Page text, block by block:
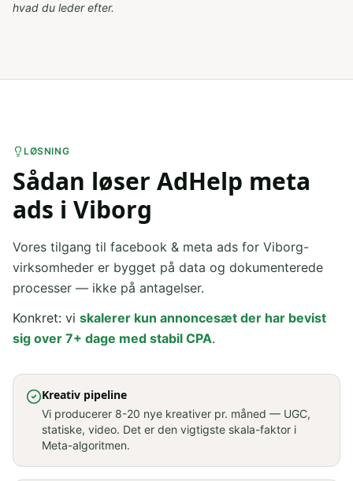
hvad du leder efter.
LØSNING
Sådan løser AdHelp meta
ads i Viborg
Vores tilgang til facebook & meta ads for Viborg-
virksomheder er bygget på data og dokumenterede
processer — ikke på antagelser.
Konkret: vi skalerer kun annoncesæt der har bevist
sig over 7+ dage med stabil CPA.
Kreativ pipeline
Vi producerer 8-20 nye kreativer pr. måned — UGC,
statiske, video. Det er den vigtigste skala-faktor i
Meta-algoritmen.